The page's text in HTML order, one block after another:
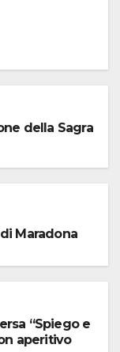
della Sagra
Maradona
“Spiego e
aperitivo